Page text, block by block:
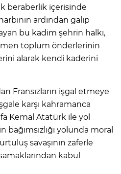
beraberlik içerisinde
ardından galip
bu kadim şehrin halkı,
toplum önderlerinin
alarak kendi kaderini
Fransızların işgal etmeye
karşı kahramanca
Kemal Atatürk ile yol
yolunda moral
savaşının zaferle
kabul